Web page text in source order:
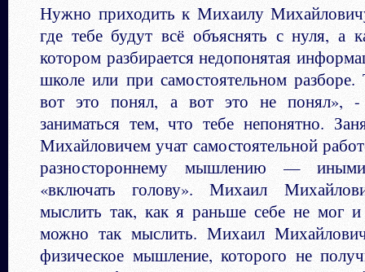
Нужно приходить к Михаилу
где тебе будут всё объяснять с нуля, а
котором разбирается недопонятая
школе или при самостоятельном
вот это понял, а вот это не понял»,
заниматься тем, что тебе непонятно.
Михайловичем учат самостоятельной
разностороннему мышлению —
«включать голову». Михаил
мыслить так, как я раньше себе не мог и
можно так мыслить. Михаил Михайлович
физическое мышление, которого не